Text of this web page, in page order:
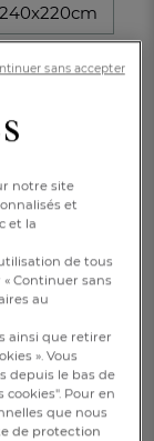
240x220cm
Disponible
€ d'
notre site
et
et la
de tous
Continuer sans
au
ainsi que retirer
». Vous
depuis le bas de
Pour en
que nous
de protection
sans accepter